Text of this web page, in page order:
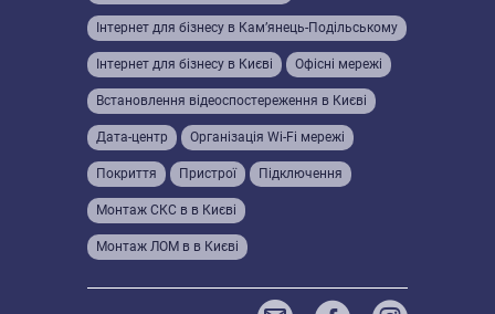
Інтернет для бізнесу в Кам’янець-Подільському
Інтернет для бізнесу в Києві Офісні мережі
Встановлення відеоспостереження в Києві
Дата-центр Організація Wi-Fi мережі
Покриття Пристрої Підключення
Монтаж СКС в в Києві
Монтаж ЛОМ в в Києві